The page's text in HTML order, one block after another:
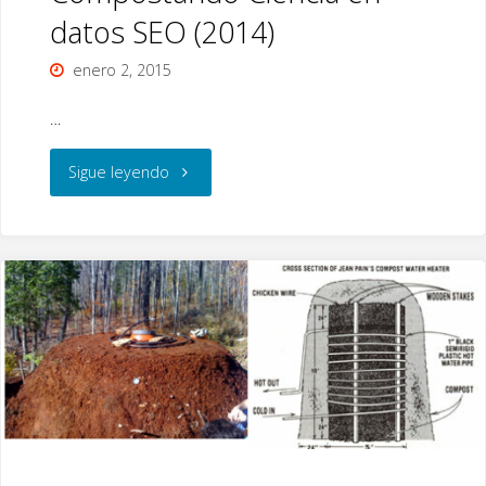
datos SEO (2014)
enero 2, 2015
…
Sigue leyendo"Compostando
en
datos
SEO
(2014)"